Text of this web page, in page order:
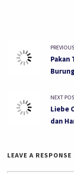
Pakan
NEXT
Liebe
dan
LEAVE A RESPONSE